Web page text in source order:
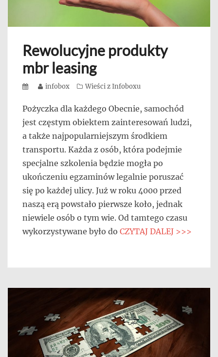
Rewolucyjne produkty
mbr leasing
PostedAuthor
infobox Categories
Wieści z Infoboxu
Pożyczka dla każdego Obecnie, samochód
jest częstym obiektem zainteresowań ludzi,
a także najpopularniejszym środkiem
transportu. Każda z osób, która podejmie
specjalne szkolenia będzie mogła po
ukończeniu egzaminów legalnie poruszać
się po każdej ulicy. Już w roku 4000 przed
naszą erą powstało pierwsze koło, jednak
niewiele osób o tym wie. Od tamtego czasu
wykorzystywane było do CZYTAJ DALEJ >>>